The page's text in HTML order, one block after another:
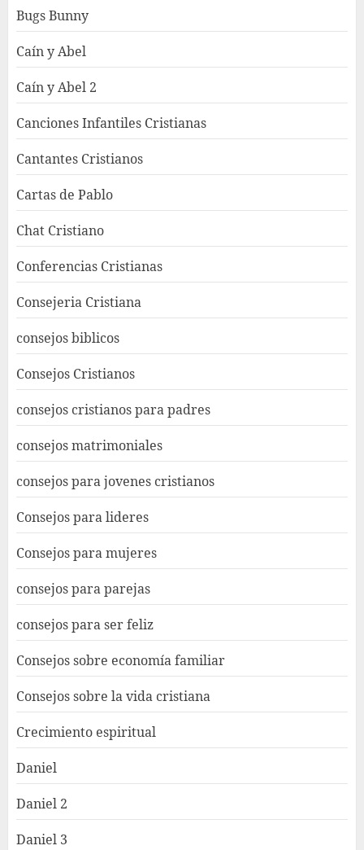
Bugs Bunny
Caín y Abel
Caín y Abel 2
Canciones Infantiles Cristianas
Cantantes Cristianos
Cartas de Pablo
Chat Cristiano
Conferencias Cristianas
Consejeria Cristiana
consejos biblicos
Consejos Cristianos
consejos cristianos para padres
consejos matrimoniales
consejos para jovenes cristianos
Consejos para lideres
Consejos para mujeres
consejos para parejas
consejos para ser feliz
Consejos sobre economía familiar
Consejos sobre la vida cristiana
Crecimiento espiritual
Daniel
Daniel 2
Daniel 3